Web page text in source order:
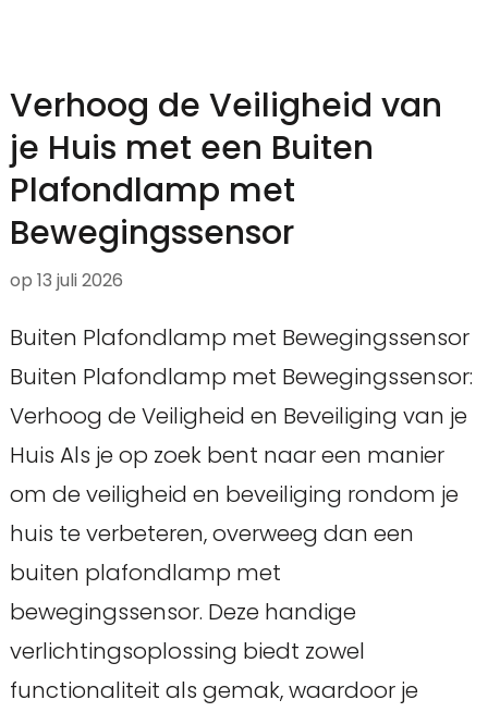
Verhoog de Veiligheid van
je Huis met een Buiten
Plafondlamp met
Bewegingssensor
op 13 juli 2026
Buiten Plafondlamp met Bewegingssensor
Buiten Plafondlamp met Bewegingssensor:
Verhoog de Veiligheid en Beveiliging van je
Huis Als je op zoek bent naar een manier
om de veiligheid en beveiliging rondom je
huis te verbeteren, overweeg dan een
buiten plafondlamp met
bewegingssensor. Deze handige
verlichtingsoplossing biedt zowel
functionaliteit als gemak, waardoor je